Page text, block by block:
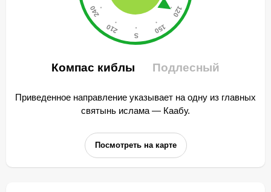
Компас киблы Подлесный
Приведенное направление указывает на одну из главных
святынь ислама — Каабу.
Посмотреть на карте